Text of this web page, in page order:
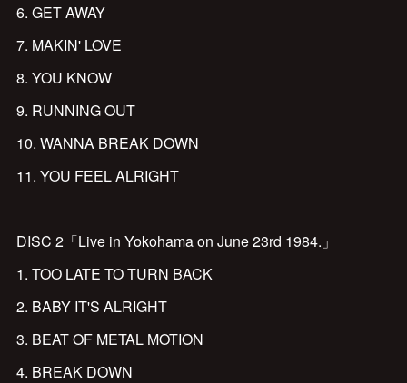
6. GET AWAY
7. MAKIN' LOVE
8. YOU KNOW
9. RUNNING OUT
10. WANNA BREAK DOWN
11. YOU FEEL ALRIGHT
DISC 2「Live in Yokohama on June 23rd 1984.」
1. TOO LATE TO TURN BACK
2. BABY IT'S ALRIGHT
3. BEAT OF METAL MOTION
4. BREAK DOWN